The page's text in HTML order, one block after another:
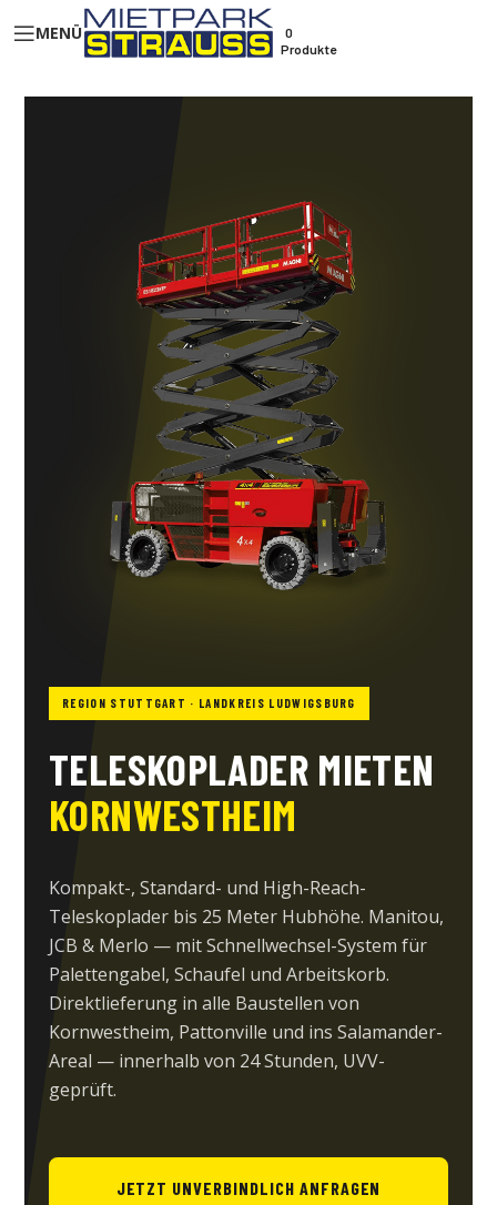
MENÜ
0
Produkte
REGION STUTTGART · LANDKREIS LUDWIGSBURG
TELESKOPLADER MIETEN
KORNWESTHEIM
Kompakt-, Standard- und High-Reach-
Teleskoplader bis 25 Meter Hubhöhe. Manitou,
JCB & Merlo — mit Schnellwechsel-System für
Palettengabel, Schaufel und Arbeitskorb.
Direktlieferung in alle Baustellen von
Kornwestheim, Pattonville und ins Salamander-
Areal — innerhalb von 24 Stunden, UVV-
geprüft.
JETZT UNVERBINDLICH ANFRAGEN